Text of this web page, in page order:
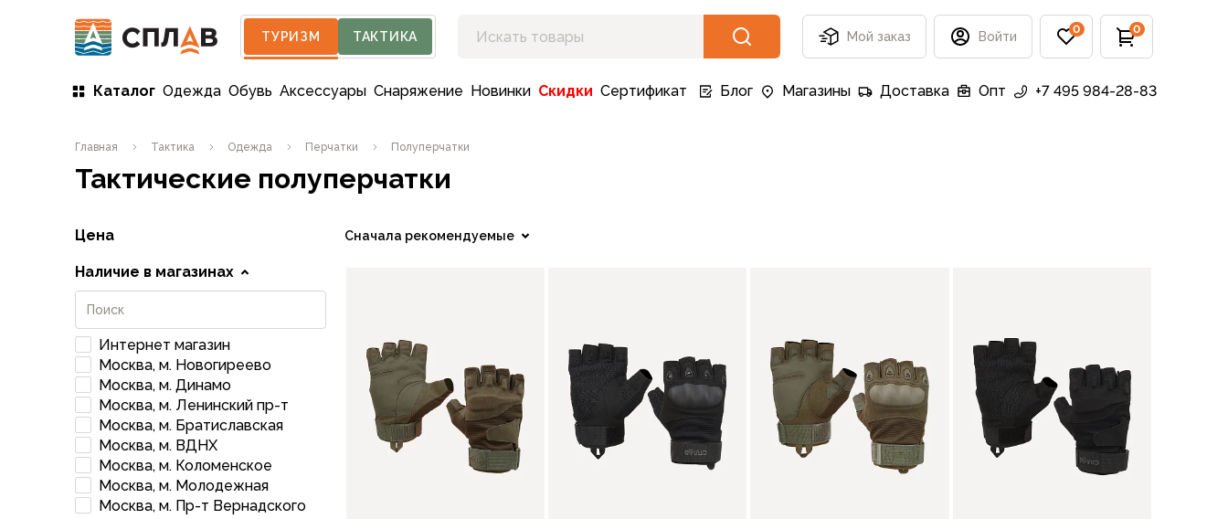
ТУРИЗМ ТАКТИКА Мой заказ Войти 0 0
Каталог
Мужская одежда
Куртки
Флисовые куртки
Беговые и спортивные
Пончо и дождевики
Пуховые куртки
Куртки с синтетическим утеплителем
Жилеты
Брюки
Мембранные брюки
Брюки софтшелл и ветрозащита
Флисовые брюки
Беговые и спортивные
Шорты
Брюки с синтетическим утеплителем
Одежда Обувь Аксессуары Снаряжение Новинки Скидки Сертификат Блог Магазины Доставка Опт +7 495 984-28-83
Главная Тактика Одежда Перчатки Полуперчатки
Тактические полуперчатки
Цена
Наличие в магазинах
Интернет магазин
Москва, м. Новогиреево
Москва, м. Динамо
Москва, м. Ленинский пр-т
Москва, м. Братиславская
Москва, м. ВДНХ
Москва, м. Коломенское
Москва, м. Молодежная
Москва, м. Пр-т Вернадского
Сначала рекомендуемые